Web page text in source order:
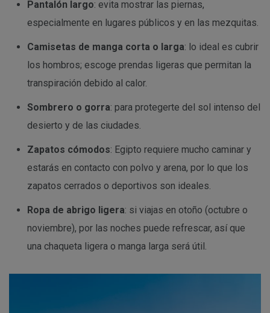
Pantalón largo: evita mostrar las piernas,
especialmente en lugares públicos y en las mezquitas.
Camisetas de manga corta o larga: lo ideal es cubrir
los hombros; escoge prendas ligeras que permitan la
transpiración debido al calor.
Sombrero o gorra: para protegerte del sol intenso del
desierto y de las ciudades.
Zapatos cómodos: Egipto requiere mucho caminar y
estarás en contacto con polvo y arena, por lo que los
zapatos cerrados o deportivos son ideales.
Ropa de abrigo ligera: si viajas en otoño (octubre o
noviembre), por las noches puede refrescar, así que
una chaqueta ligera o manga larga será útil.